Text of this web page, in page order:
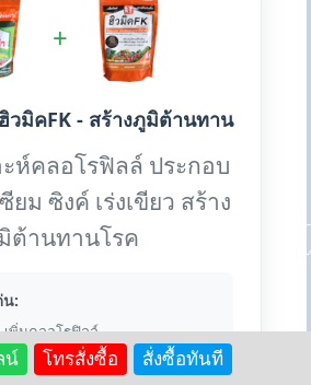
+
วมิคFK - สร้างภูมิต้านทาน
ะห์คลอโรฟิลล์ ประกอบ
ม ซิงค์ เร่งเขียว สร้าง
ต้านทานโรค
น:
เพิ่มคลอโรฟิลล์
นโรค
ม ซิงค์
น์ โทรสั่งซื้อ สั่งซื้อทันที